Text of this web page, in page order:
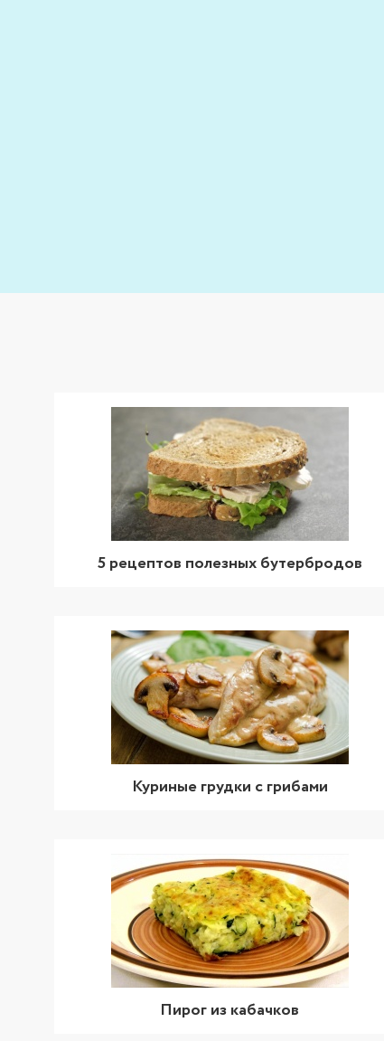
5 рецептов полезных бутербродов
Куриные грудки с грибами
Пирог из кабачков